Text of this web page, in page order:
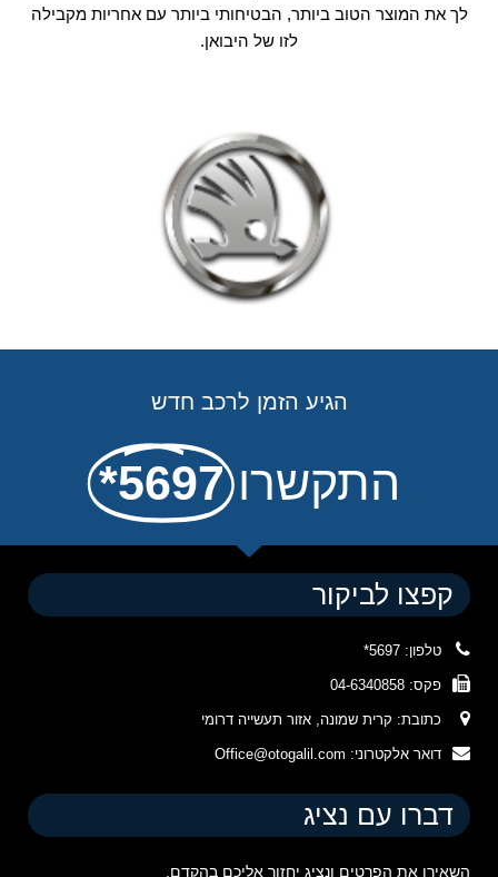
לך את המוצר הטוב ביותר, הבטיחותי ביותר עם אחריות מקבילה
לזו של היבואן.
הגיע הזמן לרכב חדש
התקשרו 5697*
קפצו לביקור
טלפון: 5697*
פקס: 04-6340858
כתובת: קרית שמונה, אזור תעשייה דרומי
דואר אלקטרוני: Office@otogalil.com
דברו עם נציג
השאירו את הפרטים ונציג יחזור אליכם בהקדם.